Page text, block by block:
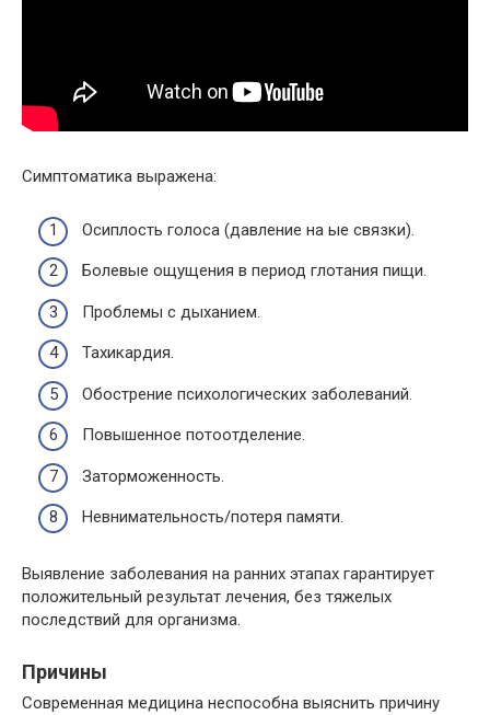
Симптоматика выражена:
Осиплость голоса (давление на ые связки).
Болевые ощущения в период глотания пищи.
Проблемы с дыханием.
Тахикардия.
Обострение психологических заболеваний.
Повышенное потоотделение.
Заторможенность.
Невнимательность/потеря памяти.
Выявление заболевания на ранних этапах гарантирует
положительный результат лечения, без тяжелых
последствий для организма.
Причины
Современная медицина неспособна выяснить причину